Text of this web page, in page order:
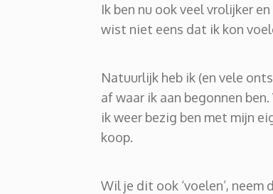
Ik ben nu ook veel vrolijker
wist niet eens dat ik kon
Natuurlijk heb ik (en vele
af waar ik aan begonnen
ik weer bezig ben met mijn
koop.
Wil je dit ook ‘voelen’,